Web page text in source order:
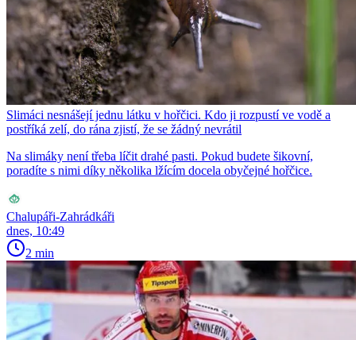
Slimáci nesnášejí jednu látku v hořčici. Kdo ji rozpustí ve vodě a
postříká zelí, do rána zjistí, že se žádný nevrátil
Na slimáky není třeba líčit drahé pasti. Pokud budete šikovní,
poradíte s nimi díky několika lžícím docela obyčejné hořčice.
Chalupáři-Zahrádkáři
dnes, 10:49
2 min